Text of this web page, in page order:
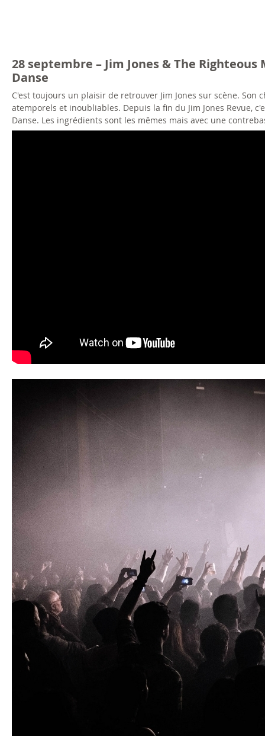
28 septembre – Jim Jones & The Righteous
Danse
C'est toujours un plaisir de retrouver Jim Jones sur scène.
atemporels et inoubliables. Depuis la fin du Jim Jones Revue,
Danse. Les ingrédients sont les mêmes mais avec une